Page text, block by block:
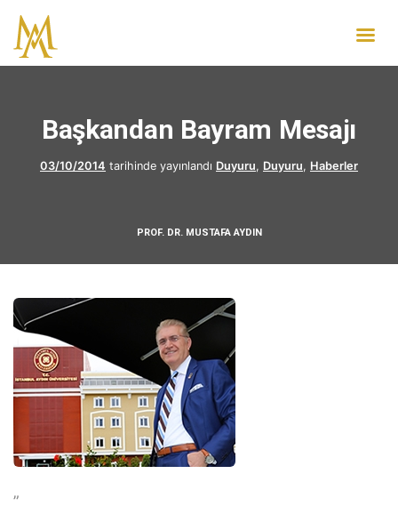
Başkandan Bayram Mesajı
03/10/2014 tarihinde yayınlandı Duyuru, Duyuru, Haberler
PROF. DR. MUSTAFA AYDIN
”